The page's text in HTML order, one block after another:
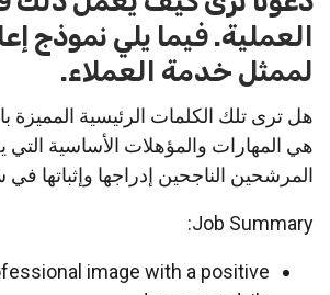
العملية. فيما يلي نموذج
لممثل خدمة العملاء.
هل ترى تلك الكلمات الرئيسية المميزة
هي المهارات والمؤهلات الأساسية
المرشحين الناجحين إدراجها وإثباتها في
Job Summary:
image with a positive